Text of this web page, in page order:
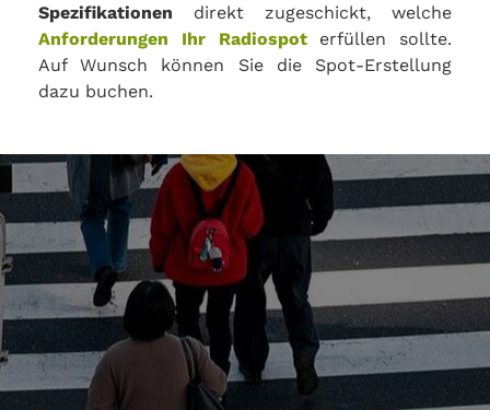
Spezifikationen direkt zugeschickt, welche
Anforderungen Ihr Radiospoterfüllen sollte.
Auf Wunsch können Sie die Spot-Erstellung
dazu buchen.